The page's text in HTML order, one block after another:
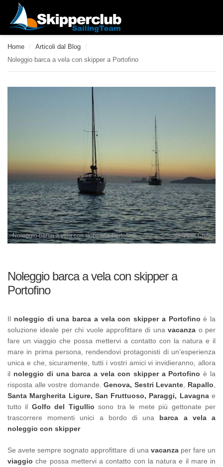
Home / Articoli dal Blog /
Noleggio barca a vela con skipper a Portofino
Noleggio barca a vela con skipper a Portofino Skipper Club
Noleggio barca a vela con skipper a
Portofino
Il noleggio di una barca a vela con skipper a Portofino è la
soluzione ideale per chi vuole approfittare di unavacanza o per
fare un viaggio che possa mettervi a contatto con la natura e il
mare in prima persona, rendendovi protagonisti di un’esperienza
unica e che, sicuramente, tutti i vostri amici vi invidieranno, allora
il noleggio di una barca a vela con skipper a Portofino è la
risposta alle vostre domande.Genova, Sestri Levante Rapallo
Santa Margherita Ligure, San Fruttuoso, Paraggi, Lavagna e
tutto il Golfo del Tigulliosono tra le mete più gettonate per
trascorrere momenti unici a bordo di una barca a vela a
noleggio con skipper
Se avete sempre sognato approfittare di una vacanzaper fare un
viaggio che possa mettervi a contatto con la natura e il mare in